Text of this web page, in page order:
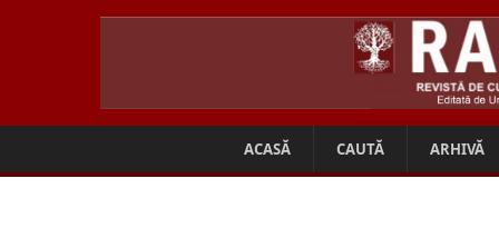
ACASĂ CAUTĂ ARHIVĂ